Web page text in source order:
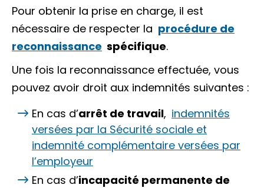
Pour obtenir la prise en charge, il est
nécessaire de respecter la procédure de
reconnaissance spécifique.
Une fois la reconnaissance effectuée, vous
pouvez avoir droit aux indemnités suivantes :
En cas d’arrêt de travail, indemnités
versées par la Sécurité sociale et
indemnité complémentaire versées par
l’employeur
En cas d’incapacité permanente de